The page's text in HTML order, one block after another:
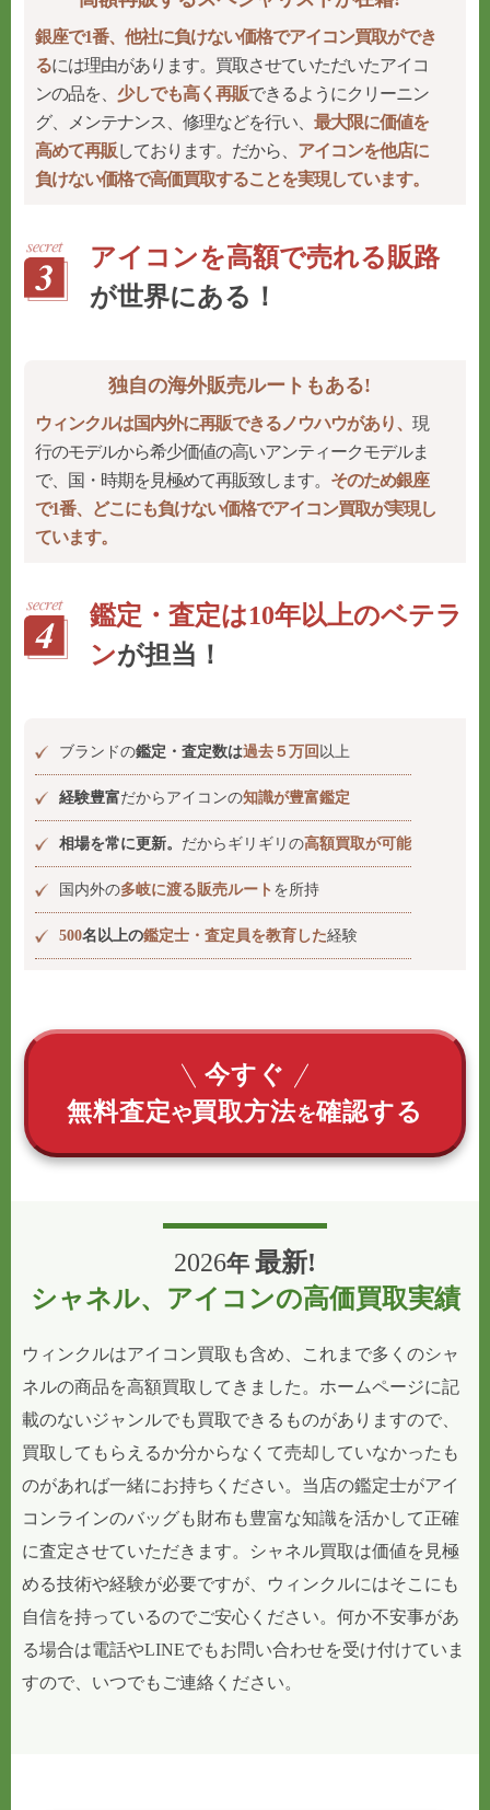
銀座で1番、他社に負けない価格でアイコン買取ができ
るには理由があります。買取させていただいたアイコ
ンの品を、 少しでも高く再販できるようにクリーニン
グ、メンテナンス、修理などを行い、最大限に価値を
高めて再販しております。だから、 アイコンを他店に
負けない価格で高価買取することを実現しています。
アイコンを高額で売れる販路
が世界にある！
独自の海外販売ルートもある!
ウィンクルは国内外に再販できるノウハウがあり、現
行のモデルから希少価値の高いアンティークモデルま
で、国・時期を見極めて再販致します。 そのため銀座
で1番、どこにも負けない価格でアイコン買取が実現し
ています。
鑑定・査定は10年以上のベテラ
ンが担当！
ブランドの鑑定・査定数は過去５万回 以上
経験豊富だからアイコンの知識が豊富鑑定
相場を常に更新。 だからギリギリの高額買取が可能
国内外の多岐に渡る販売ルート を所持
500名以上の鑑定士・査定員を教育した経験
今すぐ
無料査定や買取方法を確認する
2026年 最新!
シャネル、アイコンの高価買取実績
ウィンクルはアイコン買取も含め、これまで多くのシャ
ネルの商品を高額買取してきました。ホームページに記
載のないジャンルでも買取できるものがありますので、
買取してもらえるか分からなくて売却していなかったも
のがあれば一緒にお持ちください。当店の鑑定士がアイ
コンラインのバッグも財布も豊富な知識を活かして正確
に査定させていただきます。シャネル買取は価値を見極
める技術や経験が必要ですが、ウィンクルにはそこにも
自信を持っているのでご安心ください。何か不安事があ
る場合は電話やLINEでもお問い合わせを受け付けていま
すので、いつでもご連絡ください。